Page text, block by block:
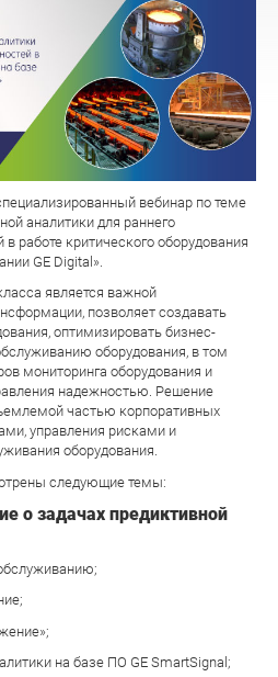
вебинар по теме
аналитики для раннего
работе критического оборудования
GE Digital».
является важной
позволяет создавать
оптимизировать бизнес-
оборудования, в том
мониторинга оборудования и
надежностью. Решение
частью корпоративных
управления рисками и
оборудования.
следующие темы:
о задачах предиктивной
на базе ПО GE SmartSignal;